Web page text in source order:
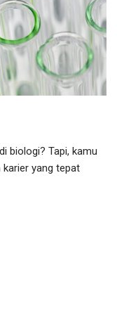
biologi? Tapi, kamu
karier yang tepat